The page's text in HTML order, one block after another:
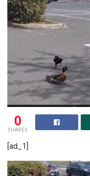
0
SHARES
[ad_1]